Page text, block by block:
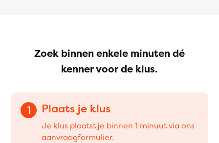
Zoek binnen enkele minuten dé
kenner voor de klus.
1 Plaats je klus
Je klus plaatst je binnen 1 minuut via ons
aanvraagformulier.